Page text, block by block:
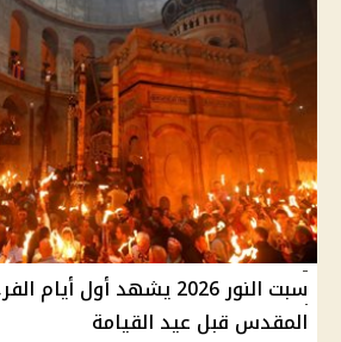
سبت النور 2026 يشهد أول
المقدس قبل عيد القيامة